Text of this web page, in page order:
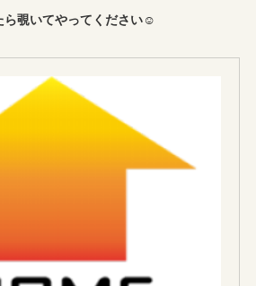
ら覗いてやってください☺︎